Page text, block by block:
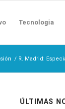
Tecnologia
/ R. Madrid:
ÚLTIMAS